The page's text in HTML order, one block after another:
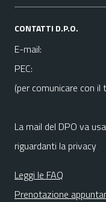
CONTATTI D.P.O.
E-mail:
PEC:
(per comunicare con
La mail del DPO va
riguardanti la privacy
Leggi le FAQ
Prenotazione